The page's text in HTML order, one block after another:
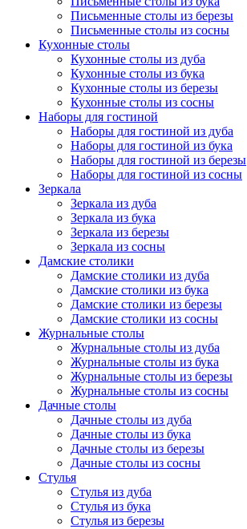
Письменные столы из березы
Письменные столы из сосны
Кухонные столы
Кухонные столы из дуба
Кухонные столы из бука
Кухонные столы из березы
Кухонные столы из сосны
Наборы для гостиной
Наборы для гостиной из дуба
Наборы для гостиной из бука
Наборы для гостиной из березы
Наборы для гостиной из сосны
Зеркала
Зеркала из дуба
Зеркала из бука
Зеркала из березы
Зеркала из сосны
Дамские столики
Дамские столики из дуба
Дамские столики из бука
Дамские столики из березы
Дамские столики из сосны
Журнальные столы
Журнальные столы из дуба
Журнальные столы из бука
Журнальные столы из березы
Журнальные столы из сосны
Дачные столы
Дачные столы из дуба
Дачные столы из бука
Дачные столы из березы
Дачные столы из сосны
Стулья
Стулья из дуба
Стулья из бука
Стулья из березы